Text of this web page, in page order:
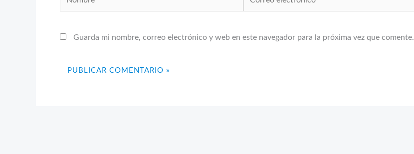
electrónico*
Guarda mi nombre, correo electrónico y web en este navegador para la próxima vez que comente.